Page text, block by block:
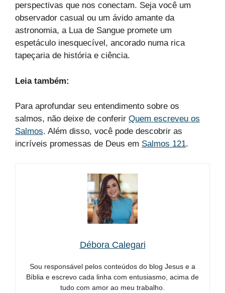
perspectivas que nos conectam. Seja você um
observador casual ou um ávido amante da
astronomia, a Lua de Sangue promete um
espetáculo inesquecível, ancorado numa rica
tapeçaria de história e ciência.
Leia também:
Para aprofundar seu entendimento sobre os
salmos, não deixe de conferir Quem escreveu os
Salmos. Além disso, você pode descobrir as
incríveis promessas de Deus em Salmos 121.
Débora Calegari
Sou responsável pelos conteúdos do blog Jesus e a
Bíblia e escrevo cada linha com entusiasmo, acima de
tudo com amor ao meu trabalho.